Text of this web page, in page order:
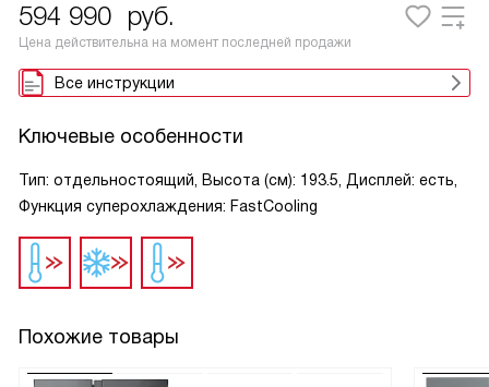
594 990 руб.
Цена действительна на момент последней продажи
Все инструкции
Ключевые особенности
Тип: отдельностоящий, Высота (см): 193.5, Дисплей: есть,
Функция суперохлаждения: FastCooling
Похожие товары